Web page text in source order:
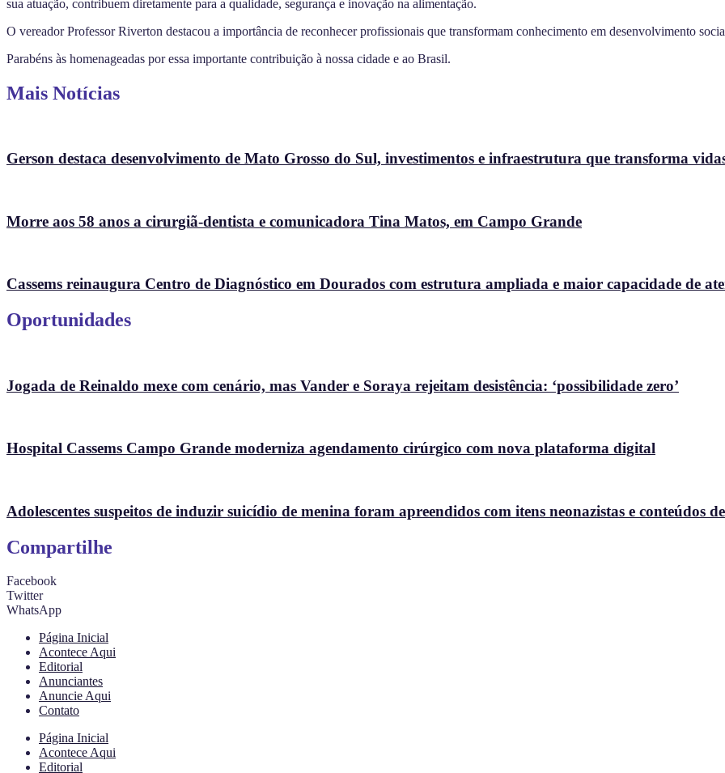
sua atuação, contribuem diretamente para a qualidade, segurança e inovação na alimentação.
O vereador Professor Riverton destacou a importância de reconhecer profissionais que transformam conhecimento em desenvolvimento
Parabéns às homenageadas por essa importante contribuição à nossa cidade e ao Brasil.
Mais Notícias
Gerson destaca desenvolvimento de Mato Grosso do Sul, investimentos e infraestrutura que transforma
Morre aos 58 anos a cirurgiã-dentista e comunicadora Tina Matos, em Campo Grande
Cassems reinaugura Centro de Diagnóstico em Dourados com estrutura ampliada e maior capacidade de
Oportunidades
Jogada de Reinaldo mexe com cenário, mas Vander e Soraya rejeitam desistência: ‘possibilidade zero’
Hospital Cassems Campo Grande moderniza agendamento cirúrgico com nova plataforma digital
Adolescentes suspeitos de induzir suicídio de menina foram apreendidos com itens neonazistas e conteúdos
Compartilhe
Facebook
Twitter
WhatsApp
Página Inicial
Acontece Aqui
Editorial
Anunciantes
Anuncie Aqui
Contato
Página Inicial
Acontece Aqui
Editorial